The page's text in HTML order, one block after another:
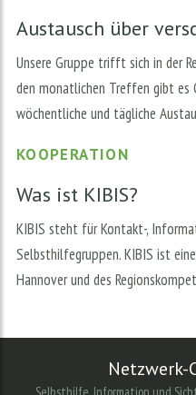
Austausch über
Unsere Gruppe trifft sich in der
den monatlichen Treffen gibt es
wöchentliche und tägliche
KOOPERATION
Was ist KIBIS?
KIBIS steht für Kontakt-,
Selbsthilfegruppen. KIBIS ist
Hannover und des
Netzwerk-